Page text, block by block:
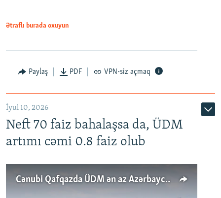
Ətraflı burada oxuyun
Paylaş PDF VPN-siz açmaq
İyul 10, 2026
Neft 70 faiz bahalaşsa da, ÜDM
artımı cəmi 0.8 faiz olub
Cənubi Qafqazda ÜDM ən az Azərbaycanda artır: Qonşuları niyə Bakını qabaqlaya bilir?